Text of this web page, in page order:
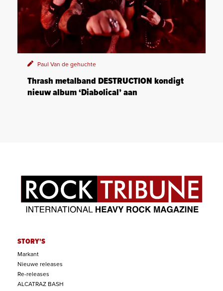
Paul Van de gehuchte
Thrash metalband DESTRUCTION kondigt
nieuw album ‘Diabolical’ aan
STORY'S
Markant
Nieuwe releases
Re-releases
ALCATRAZ BASH